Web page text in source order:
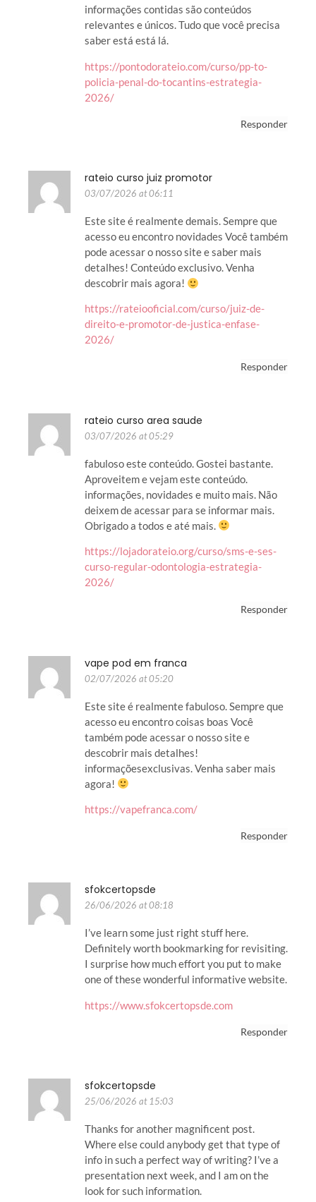
informações contidas são conteúdos
relevantes e únicos. Tudo que você precisa
saber está está lá.
https://pontodorateio.com/curso/pp-to-
policia-penal-do-tocantins-estrategia-
2026/
Responder
rateio curso juiz promotor
03/07/2026 at 06:11
Este site é realmente demais. Sempre que
acesso eu encontro novidades Você também
pode acessar o nosso site e saber mais
detalhes! Conteúdo exclusivo. Venha
descobrir mais agora!
https://rateiooficial.com/curso/juiz-de-
direito-e-promotor-de-justica-enfase-
2026/
Responder
rateio curso area saude
03/07/2026 at 05:29
fabuloso este conteúdo. Gostei bastante.
Aproveitem e vejam este conteúdo.
informações, novidades e muito mais. Não
deixem de acessar para se informar mais.
Obrigado a todos e até mais.
https://lojadorateio.org/curso/sms-e-ses-
curso-regular-odontologia-estrategia-
2026/
Responder
vape pod em franca
02/07/2026 at 05:20
Este site é realmente fabuloso. Sempre que
acesso eu encontro coisas boas Você
também pode acessar o nosso site e
descobrir mais detalhes!
informaçõesexclusivas. Venha saber mais
agora!
https://vapefranca.com/
Responder
sfokcertopsde
26/06/2026 at 08:18
I’ve learn some just right stuff here.
Definitely worth bookmarking for revisiting.
I surprise how much effort you put to make
one of these wonderful informative website.
https://www.sfokcertopsde.com
Responder
sfokcertopsde
25/06/2026 at 15:03
Thanks for another magnificent post.
Where else could anybody get that type of
info in such a perfect way of writing? I’ve a
presentation next week, and I am on the
look for such information.